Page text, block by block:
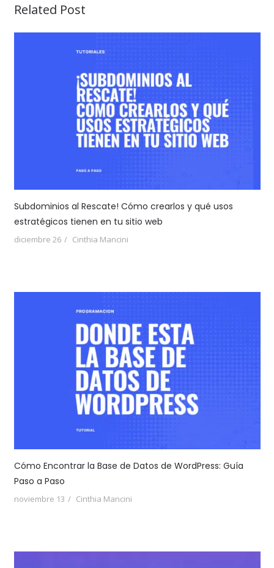
Related Post
Subdominios al Rescate! Cómo crearlos y qué usos
estratégicos tienen en tu sitio web
diciembre 26 Cinthia Mancini
Cómo Encontrar la Base de Datos de WordPress: Guía
Paso a Paso
noviembre 13 Cinthia Mancini